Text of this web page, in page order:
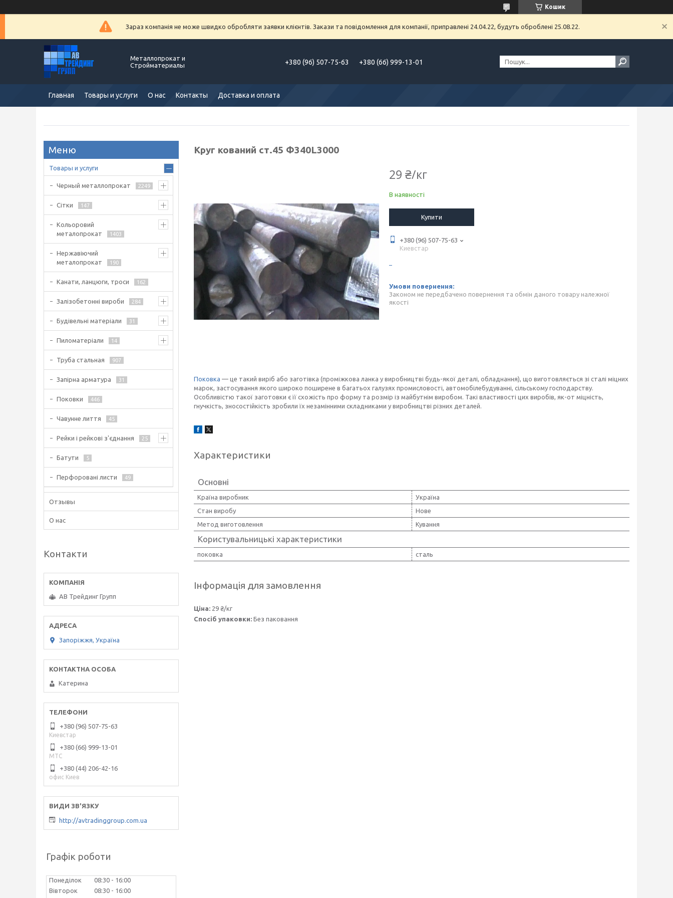
Кошик
Зараз компанія не може швидко обробляти заявки клієнтів. Закази та повідомлення для компанії, приправлені 24.04.22, будуть оброблені 25.08.22.
Металлопрокат и
Стройматериалы
+380 (96) 507-75-63 +380 (66) 999-13-01
Главная Товары и услуги О нас Контакты Доставка и оплата
Круг кований ст.45 Ф340L3000
29 ₴/кг
В наявності
Купити
+380 (96) 507-75-63
Киевстар
Законом не передбачено повернення та обмін даного товару належної
якості
Поковка — це такий виріб або заготівка (проміжкова ланка у виробництві будь-якої деталі, обладнання), що виготовляється зі сталі міцних
марок, застосування якого широко поширене в багатьох галузях промисловості, автомобілебудуванні, сільському господарству.
Особливістю такої заготовки є її схожість про форму та розмір із майбутнім виробом. Такі властивості цих виробів, як-от міцність,
гнучкість, зносостійкість зробили їх незамінними складниками у виробництві різних деталей.
Характеристики
Основні
Країна виробник
Україна
Стан виробу
Нове
Метод виготовлення
Кування
Користувальницькі характеристики
поковка сталь
Інформація для замовлення
Ціна: 29 ₴/кг
Спосіб упаковки: Без паковання
Товары и услуги
Черный металлопрокат 2249
Сітки 147
Кольоровий
металопрокат
1403
Нержавіючий
металопрокат
190
Канати, ланцюги, троси 162
Залізобетонні вироби 284
Будівельні матеріали 31
Пиломатеріали 14
Труба стальная 907
Запірна арматура 31
Поковки 446
Чавунне лиття 45
Рейки і рейкові з'єднання 25
Батути 5
Перфоровані листи 49
Отзывы
О нас
Контакти
АВ Трейдинг Групп
Запоріжжя, Україна
Катерина
+380 (96) 507-75-63
Киевстар
+380 (66) 999-13-01
МТС
+380 (44) 206-42-16
офис Киев
http://avtradinggroup.com.ua
Графік роботи
Понеділок 08:30
16:00
Вівторок
08:30
16:00